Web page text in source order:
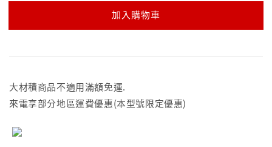
加入購物車
大材積商品不適用滿額免運.
來電享部分地區運費優惠(本型號限定優惠)